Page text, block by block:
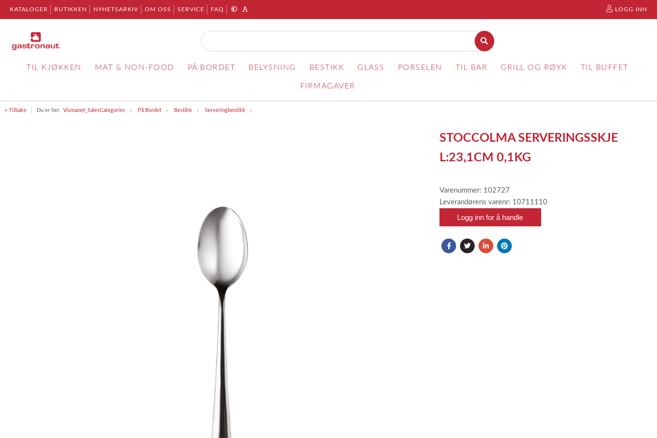
KATALOGER BUTIKKEN NYHETSARKIV OM OSS SERVICE FAQ LOGG INN
TIL KJØKKEN MAT & NON-FOOD PÅ BORDET BELYSNING BESTIKK GLASS PORSELEN TIL BAR GRILL OG RØYK TIL BUFFET
FIRMAGAVER
« Tilbake Du er her: Vismanet_SalesCategories På Bordet Bestikk Serveringbestikk
STOCCOLMA SERVERINGSSKJE
L:23,1CM 0,1KG
Varenummer: 102727
Leverandørens varenr: 10711110
Logg inn for å handle